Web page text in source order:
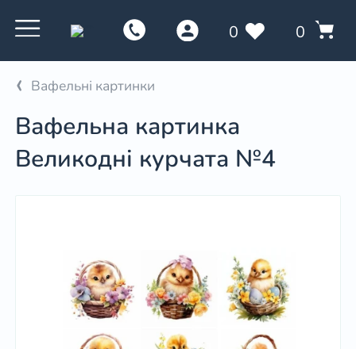
0 0
Вафельні картинки
Вафельна картинка
Великодні курчата №4